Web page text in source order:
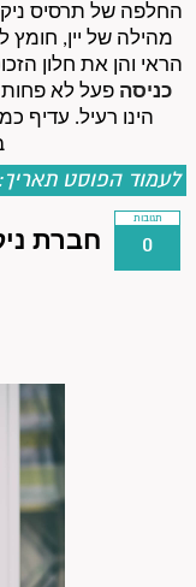
הראי והן את חלון
כניסה
לעמוד הפוסט תאריך: 11/02/2020
תגובות
0 חברת